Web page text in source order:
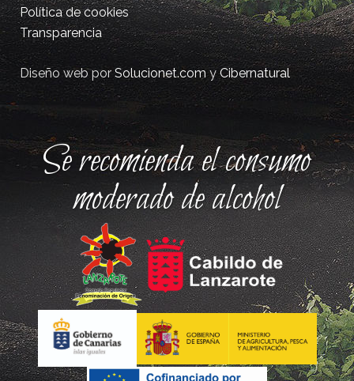
Política de cookies
Transparencia
Diseño web porSolucionet.comyCibernatural
Se recomienda el consumo
moderado de alcohol